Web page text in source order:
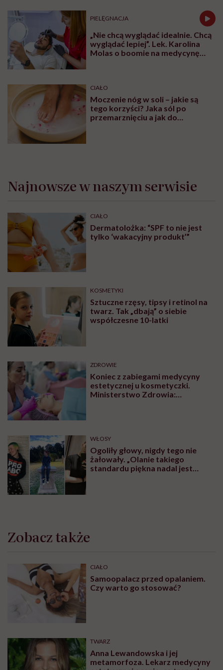
PIELĘGNACJA
„Nie chcą wyglądać idealnie. Chcą
wyglądać lepiej”. Lek. Karolina
Molas o boomie na medycynę
CIAŁO
Moczenie nóg w soli – jakie są
tego korzyści? Jaka sól po
przemarznięciu a jak do
Najnowsze w naszym serwisie
CIAŁO
Dermatolożka: “SPF to nie jest
tylko ‘wakacyjny produkt’”
KOSMETYKI
Sztuczne rzęsy, tipsy i retinol na
twarz. Tak „dbają” o siebie
współczesne 10-latki
ZDROWIE
Koniec z zabiegami medycyny
estetycznej u kosmetyczki.
Ministerstwo Zdrowia:
WŁOSY
Ogoliły głowy, nigdy tego nie
żałowały. „Olanie takiego
standardu piękna nadal jest
Zobacz także
CIAŁO
Samoopalacz przed opalaniem.
Czy warto go stosować?
TWARZ
Anna Lewandowska i jej
metamorfoza. Lekarz medycyny